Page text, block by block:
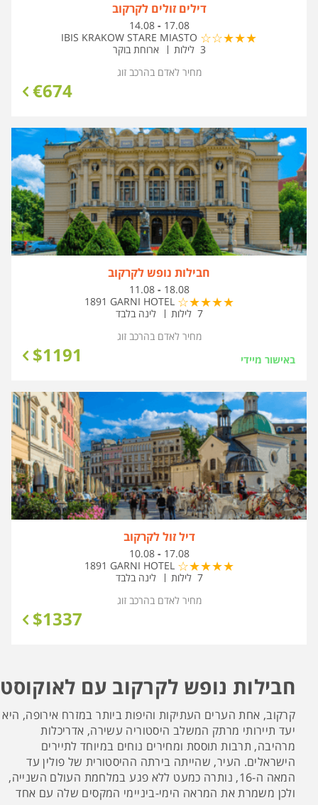
דילים זולים לקרקוב
בין
התאריכים,
14.08 - 17.08
IBIS KRAKOW STARE MIASTO
3 לילות
ארוחת בוקר
€674
מחיר לאדם בהרכבזוג
חבילות נופש לקרקוב
בין
התאריכים,
11.08 - 18.08
1891 GARNI HOTEL
7 לילות
לינה בלבד
באישור מיידי $1191
מחיר לאדם בהרכבזוג
דיל זול לקרקוב
בין
התאריכים,
10.08 - 17.08
1891 GARNI HOTEL
7 לילות
לינה בלבד
$1337
מחיר לאדם בהרכבזוג
חבילות נופש לקרקוב עם לאוקוסט
קרקוב, אחת הערים העתיקות והיפות ביותר במזרח אירופה, היא
יעד תיירותי מרתק המשלב היסטוריה עשירה, אדריכלות
מרהיבה, תרבות תוססת ומחירים נוחים במיוחד לתיירים
הישראלים. העיר, שהייתה בירתה ההיסטורית של פולין עד
המאה ה-16, נותרה כמעט ללא פגע במלחמת העולם השנייה,
ולכן משמרת את המראה הימי-ביניימי המקסים שלה עם אחד